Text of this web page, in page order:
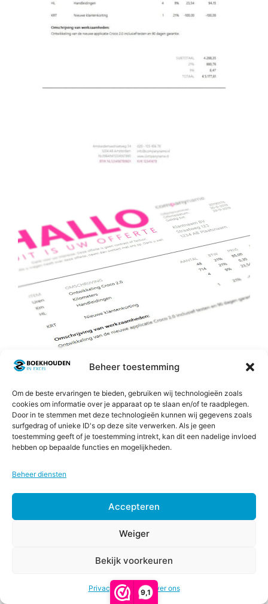
Beheer toestemming
Om de beste ervaringen te bieden, gebruiken wij technologieën zoals
cookies om informatie over je apparaat op te slaan en/of te raadplegen.
Door in te stemmen met deze technologieën kunnen wij gegevens zoals
surfgedrag of unieke ID's op deze site verwerken. Als je geen
toestemming geeft of je toestemming intrekt, kan dit een nadelige invloed
hebben op bepaalde functies en mogelijkheden.
Beheer diensten
Accepteren
Weiger
Bekijk voorkeuren
Privacy & CookiesOver ons
9,1
Gerelateerde producten
incl. btw)